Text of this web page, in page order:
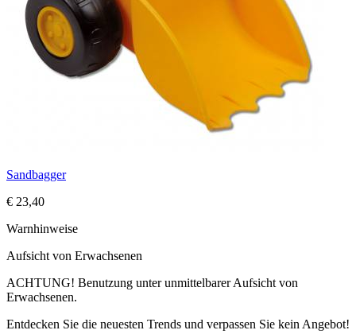
Sandbagger
€ 23,40
Warnhinweise
Aufsicht von Erwachsenen
ACHTUNG! Benutzung unter unmittelbarer Aufsicht von
Erwachsenen.
Entdecken Sie die neuesten Trends und verpassen Sie kein Angebot!